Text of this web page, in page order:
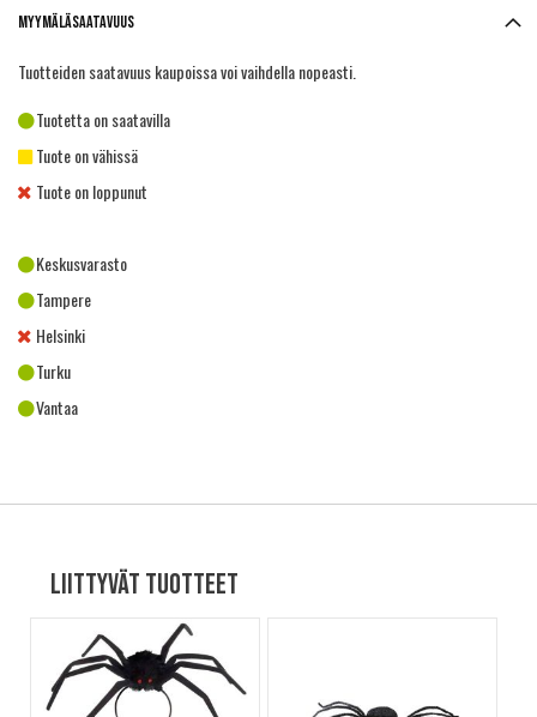
Myymäläsaatavuus
Tuotteiden saatavuus kaupoissa voi vaihdella nopeasti.
Tuotetta on saatavilla
Tuote on vähissä
Tuote on loppunut
Keskusvarasto
Tampere
Helsinki
Turku
Vantaa
Liittyvät tuotteet